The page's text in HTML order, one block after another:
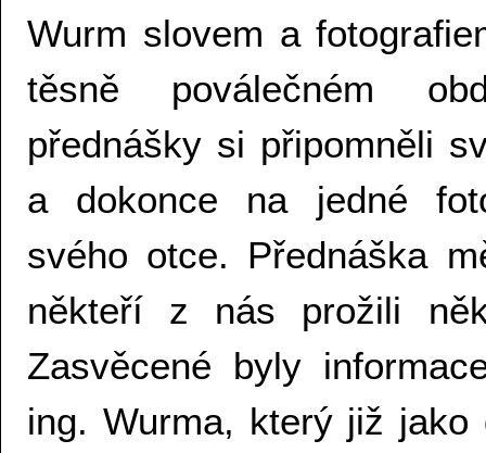
Wurm slovem a
těsně poválečném
přednášky si připomněli
a dokonce na jedné
svého otce. Přednáška
někteří z nás prožili
Zasvěcené byly
ing. Wurma, který již